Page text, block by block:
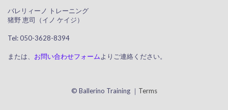
​ バレリィーノ トレーニング
猪野 恵司（イノ ケイジ）
​ Tel: 050-3628-8394
または、 お問い合わせフォームよりご連絡ください。
© Ballerino Training ｜ Terms